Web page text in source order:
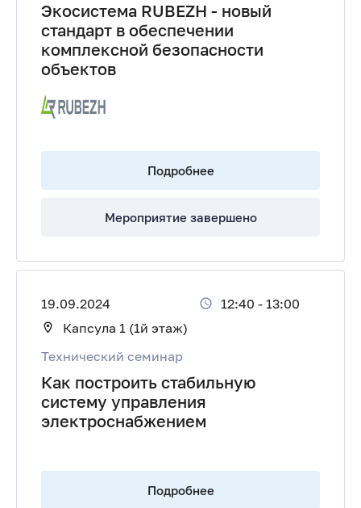
Экосистема RUBEZH - новый
стандарт в обеспечении
комплексной безопасности
объектов
Подробнее
Мероприятие завершено
19.09.2024 12:40 - 13:00
Капсула 1 (1й этаж)
Технический семинар
Как построить стабильную
систему управления
электроснабжением
Подробнее